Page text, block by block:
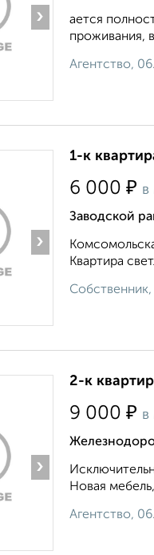
›
ается
проживания,
Агентство,
›
1-к
6 000 ₽ в
Заводской
Квартира
›
2-к
9 000 ₽ в
Новая
Агентство,